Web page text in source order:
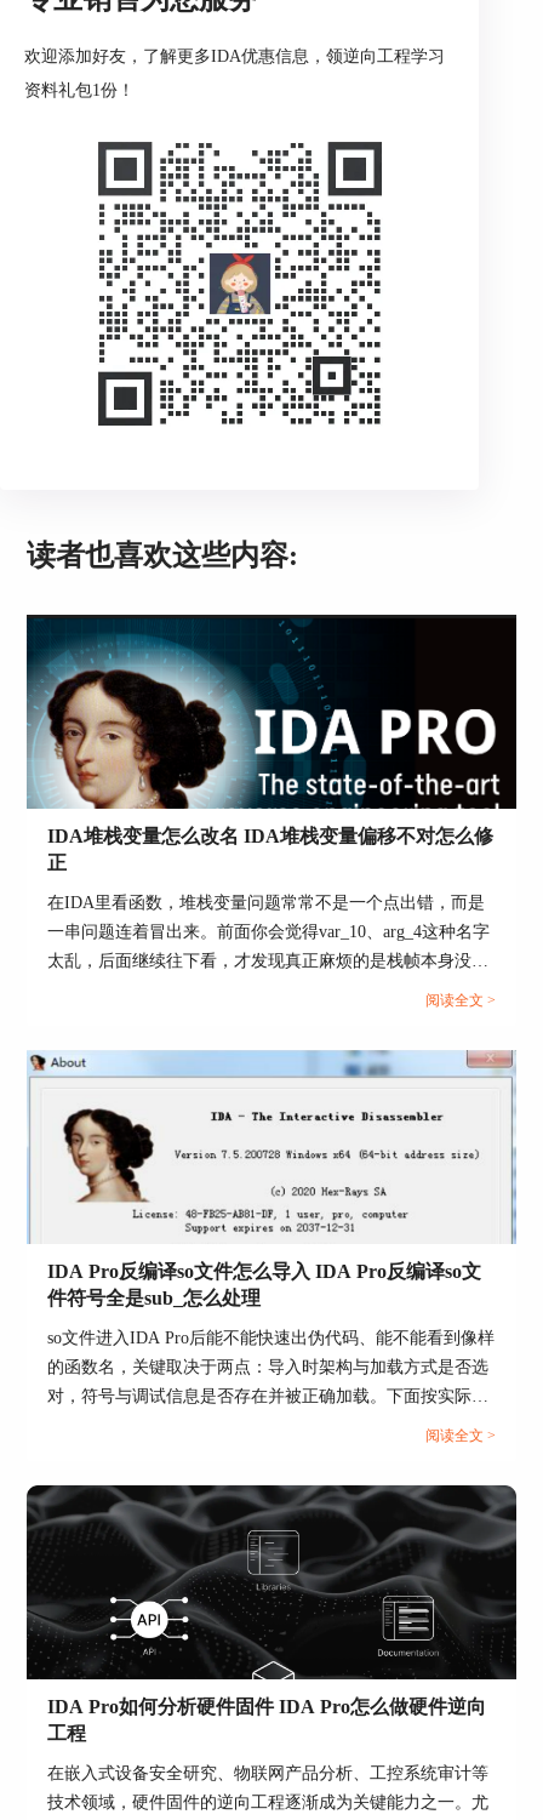
欢迎添加好友，了解更多IDA优惠信息，领逆向工程学习
资料礼包1份！
读者也喜欢这些内容:
IDA堆栈变量怎么改名 IDA堆栈变量偏移不对怎么修
正
在IDA里看函数，堆栈变量问题常常不是一个点出错，而是
一串问题连着冒出来。前面你会觉得var_10、arg_4这种名字
太乱，后面继续往下看，才发现真正麻烦的是栈帧本身没识
别准，结果变量偏移看着别扭，伪代码还会跟着发红，甚至
分得很清楚，改名只是整理阅读体验的一层，真正决定偏移
准不准的，往往是栈指针变化、函数栈帧布局和局部变量分
配。...
阅读全文 >
IDA Pro反编译so文件怎么导入 IDA Pro反编译so文
件符号全是sub_怎么处理
so文件进入IDA Pro后能不能快速出伪代码、能不能看到像样
的函数名，关键取决于两点：导入时架构与加载方式是否选
对，符号与调试信息是否存在并被正确加载。下面按实际排
查顺序，把导入步骤和sub_满屏时的处理路径一次讲清
阅读全文 >
IDA Pro如何分析硬件固件 IDA Pro怎么做硬件逆向
工程
在嵌入式设备安全研究、物联网产品分析、工控系统审计等
技术领域，硬件固件的逆向工程逐渐成为关键能力之一。尤